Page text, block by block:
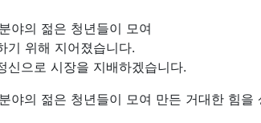
야의 젊은 청년들이 모여
기 위해 지어졌습니다.
신으로 시장을 지배하겠습니다.
야의 젊은 청년들이 모여 만든 거대한 힘